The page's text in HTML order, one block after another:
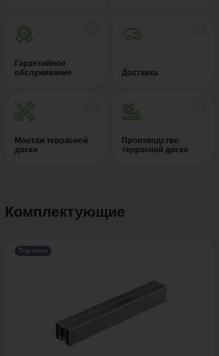
Гарантийное
обслуживание
Доставка
Монтаж террасной
доски
Производство
террасной доски
Комплектующие
Под заказ